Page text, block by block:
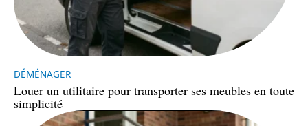
DÉMÉNAGER
Louer un utilitaire pour transporter ses meubles en toute
simplicité